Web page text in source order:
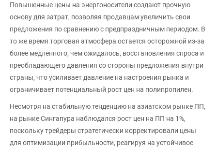
Повышенные цены на энергоносители создают прочную
основу для затрат, позволяя продавцам увеличить свои
предложения по сравнению с предпраздничным периодом. В
то же время торговая атмосфера остается осторожной из-за
более медленного, чем ожидалось, восстановления спроса и
преобладающего давления со стороны предложения внутри
страны, что усиливает давление на настроения рынка и
ограничивает потенциальный рост цен на полипропилен.
Несмотря на стабильную тенденцию на азиатском рынке ПП,
на рынке Сингапура наблюдался рост цен на ПП на 1%,
поскольку трейдеры стратегически корректировали цены
для оптимизации прибыльности, реагируя на устойчивое